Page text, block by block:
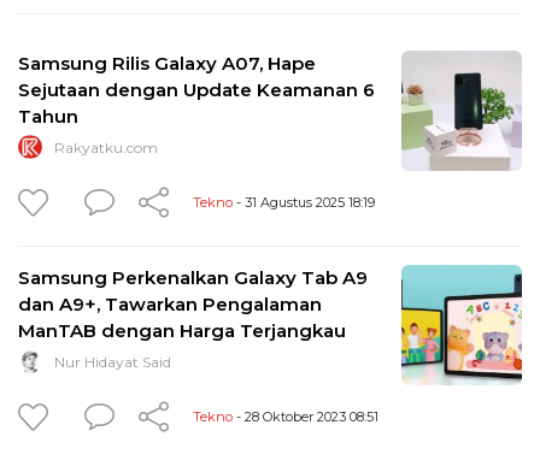
Samsung Rilis Galaxy A07, Hape
Sejutaan dengan Update Keamanan 6
Tahun
Rakyatku.com
Tekno - 31 Agustus 2025 18:19
Samsung Perkenalkan Galaxy Tab A9
dan A9+, Tawarkan Pengalaman
ManTAB dengan Harga Terjangkau
Nur Hidayat Said
Tekno - 28 Oktober 2023 08:51